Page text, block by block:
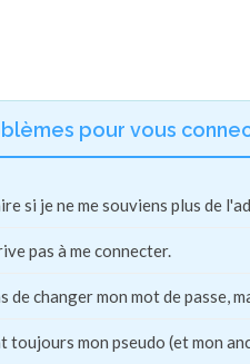
pour vous
si je ne me souviens plus de
pas à me connecter.
de changer mon mot de passe,
toujours mon pseudo (et mon